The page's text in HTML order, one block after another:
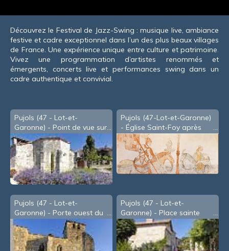
Découvrez le Festival de Jazz-Swing : musique live, ambiance
festive et cadre exceptionnel dans l’un des plus beaux villages
de France. Une expérience unique entre culture et patrimoine.
Vivez une programmation d’artistes renommés et
émergents, concerts live et performances swing dans un
cadre authentique et convivial.
Pujols (47 - Lot-et-
Garonne) - Point de vue sur
la Vallée du Mail
Pujols (47-Lot-et-Garonne)
- Église Saint-Foy après
restauration des peintures
murales (2019)
Pujols (47 - Lot-et-
Garonne) - Porte ouest du
XIIIe siècle
Pujols (47 - Lot-et-
Garonne) - Place sainte
Foy